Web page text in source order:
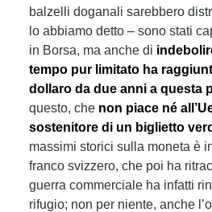
balzelli doganali sarebbero
lo abbiamo detto – sono stati
in Borsa, ma anche di
tempo pur limitato ha
dollaro da due anni a questa
questo, che non piace né
sostenitore di un biglietto
massimi storici sulla moneta è
franco svizzero, che poi ha
guerra commerciale ha infatti
rifugio; non per niente, anche